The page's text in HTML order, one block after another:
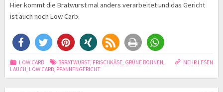
Hier kommt die Bratwurst mal anders verarbeitet und das Gericht
ist auch noch Low Carb.
MEHR LESEN
LOW CARB BRRATWURST, FRISCHKÄSE, GRÜNE BOHNEN,
LAUCH, LOW CARB, PFANNENGERICHT